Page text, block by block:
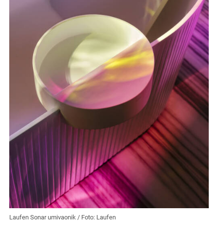
Laufen Sonar umivaonik / Foto: Laufen